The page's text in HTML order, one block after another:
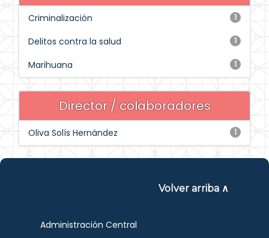
1
Criminalización
1
Delitos contra la salud
1
Marihuana
Director / colaboradores
1
Oliva Solís Hernández
Volver arriba ∧
Administración Central